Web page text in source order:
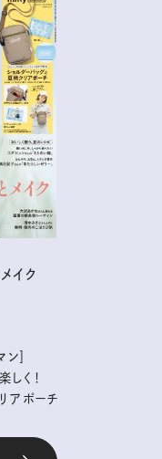
イク
］
しく！
アポーチ